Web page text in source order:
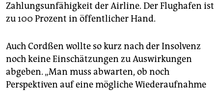
Zahlungsunfähigkeit der Airline. Der Flughafen ist
zu 100 Prozent in öffentlicher Hand.
Auch Cordßen wollte so kurz nach der Insolvenz
noch keine Einschätzungen zu Auswirkungen
abgeben. „Man muss abwarten, ob noch
Perspektiven auf eine mögliche Wiederaufnahme